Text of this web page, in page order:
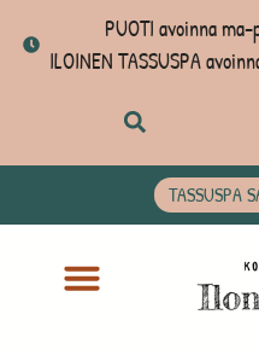
PUOTI avoinna
ILOINEN TASSUSPA
TASSUSPA